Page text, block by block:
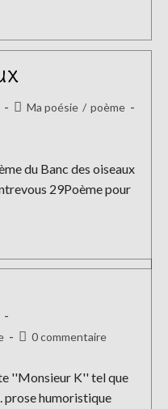
PostMa poésie / poème
du Banc des oiseaux
29Poème pour
Commentaires
publication :
0 commentaire
''Monsieur K'' tel que
prose humoristique